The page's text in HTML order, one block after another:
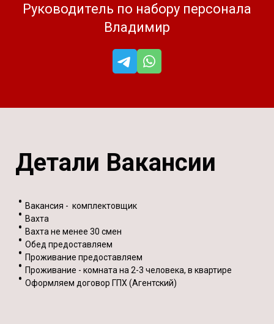
Руководитель по набору персонала
Владимир
Детали Вакансии
Вакансия - комплектовщик
Вахта
Вахта не менее 30 смен
Обед предоставляем
Проживание предоставляем
Проживание - комната на 2-3 человека, в квартире
Оформляем договор ГПХ (Агентский)